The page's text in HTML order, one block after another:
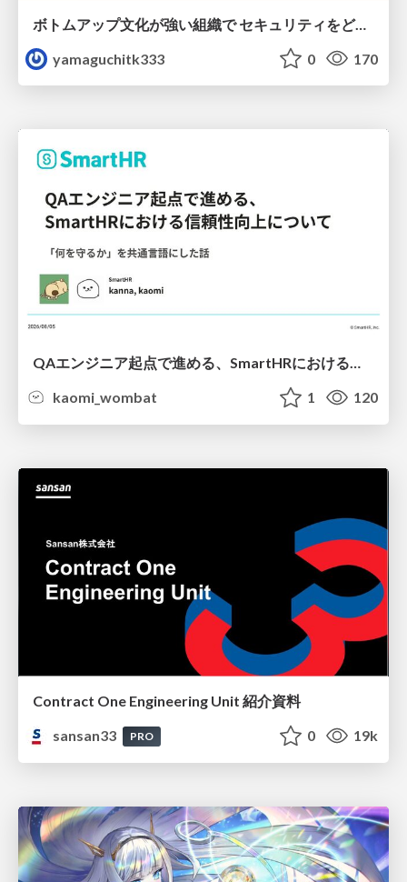
ボトムアップ文化が強い組織で セキュリティをどう根付かせていくかの現在進行形の話 / Making Security Stick in a Bottom-Up Organization
yamaguchitk333
0 170
QAエンジニア起点で進める、SmartHRにおける信頼性向上について
kaomi_wombat
1 120
Contract One Engineering Unit 紹介資料
sansan33
PRO 0 19k